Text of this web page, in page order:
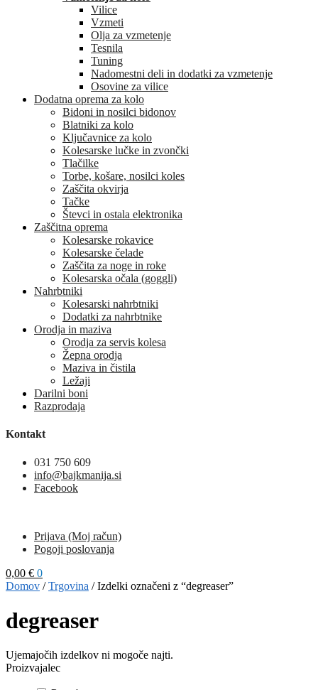
Vilice
Vzmeti
Olja za vzmetenje
Tesnila
Tuning
Nadomestni deli in dodatki za vzmetenje
Osovine za vilice
Dodatna oprema za kolo
Bidoni in nosilci bidonov
Blatniki za kolo
Ključavnice za kolo
Kolesarske lučke in zvončki
Tlačilke
Torbe, košare, nosilci koles
Zaščita okvirja
Tačke
Števci in ostala elektronika
Zaščitna oprema
Kolesarske rokavice
Kolesarske čelade
Zaščita za noge in roke
Kolesarska očala (goggli)
Nahrbtniki
Kolesarski nahrbtniki
Dodatki za nahrbtnike
Orodja in maziva
Orodja za servis kolesa
Žepna orodja
Maziva in čistila
Ležaji
Darilni boni
Razprodaja
Kontakt
031 750 609
info@bajkmanija.si
Facebook
Prijava (Moj račun)
Pogoji poslovanja
0,00 € 0
Domov /Trgovina /Izdelki označeni z “degreaser”
degreaser
Ujemajočih izdelkov ni mogoče najti.
Proizvajalec